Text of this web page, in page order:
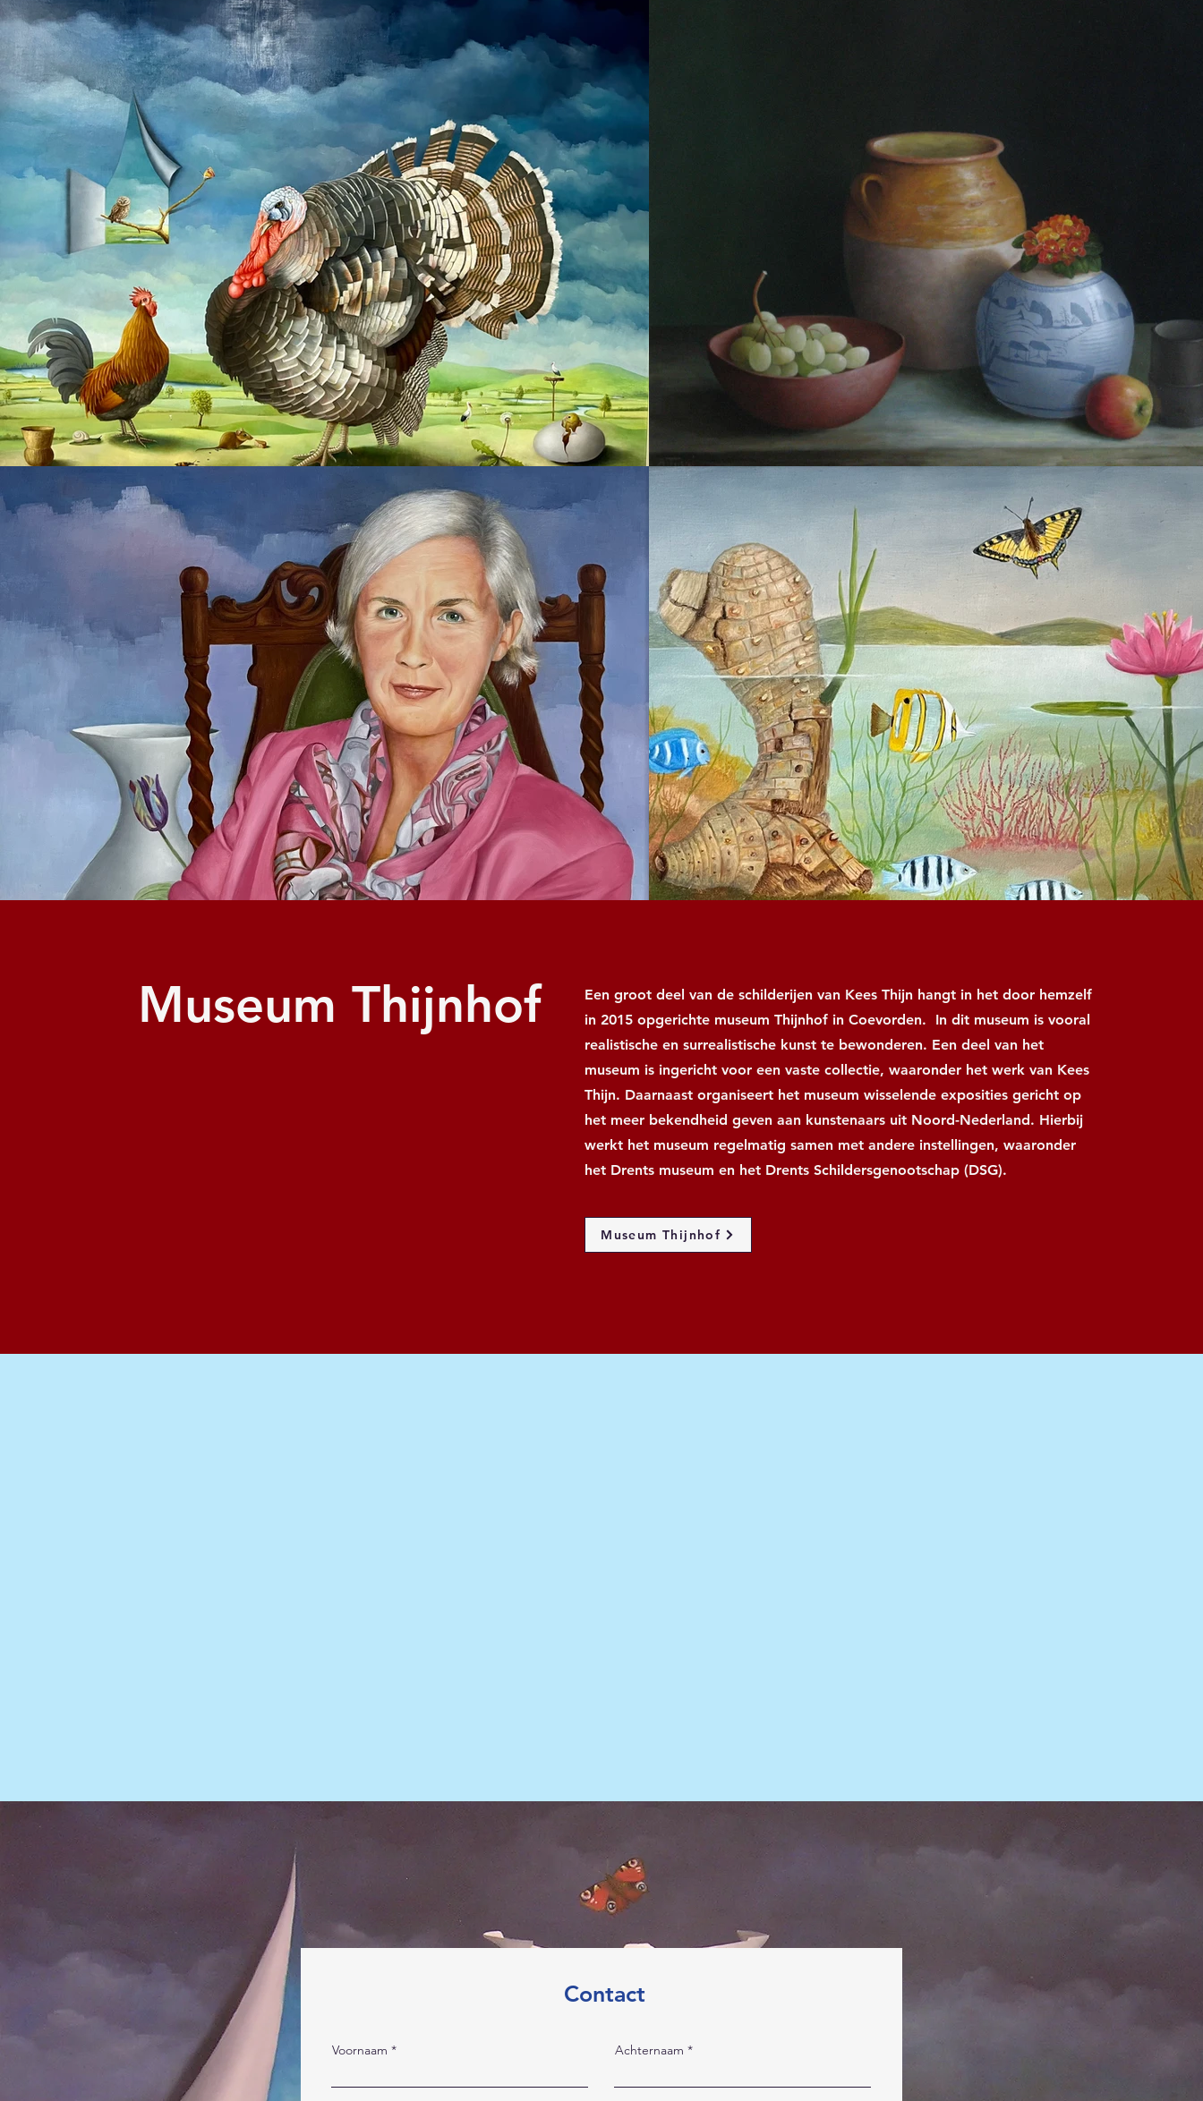
Museum Thijnhof
Een groot deel van de schilderijen van Kees Thijn hangt in het door hemzelf
in 2015 opgerichte museum Thijnhof in Coevorden. In dit museum is vooral
realistische en surrealistische kunst te bewonderen. Een deel van het
museum is ingericht voor een vaste collectie, waaronder het werk van Kees
Thijn. Daarnaast organiseert het museum wisselende exposities gericht op
het meer bekendheid geven aan kunstenaars uit Noord-Nederland. Hierbij
werkt het museum regelmatig samen met andere instellingen, waaronder
het Drents museum en het Drents Schildersgenootschap (DSG).
Museum Thijnhof
Contact
Voornaam Achternaam